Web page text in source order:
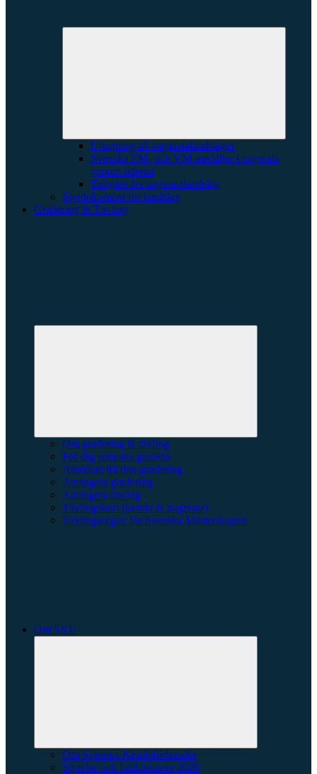
Uttagning till naginatalandslaget
Svenska EM- och VM-medaljer i naginata
genom tiderna
Tidigare års naginatalandslag
Styrdokument för landslag
Gradering & Tävling
Om gradering & tävling
För dig som ska gradera
Anmälan till dan-gradering
Arrangera gradering
Arrangera tävling
Tävlingskort (kendo & naginata)
Tävlingsregler för Svenska Mästerskapen
Om SKF
Om Svenska Kendoförbundet
Styrelse och funktionärer 2026